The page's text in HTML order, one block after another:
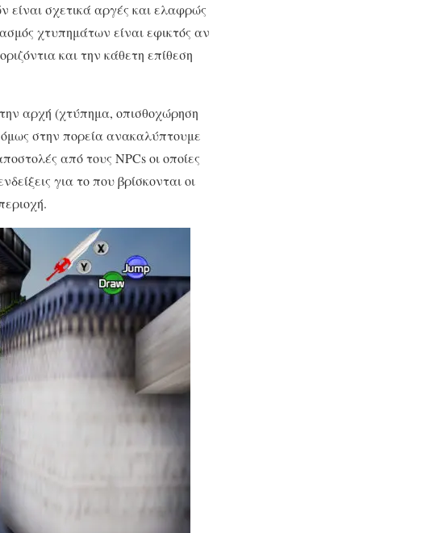
είναι σχετικά αργές και ελαφρώς
χτυπημάτων είναι εφικτός αν
και την κάθετη επίθεση
αρχή (χτύπημα, οπισθοχώρηση
όμως στην πορεία ανακαλύπτουμε
από τους NPCs οι οποίες
για το που βρίσκονται οι